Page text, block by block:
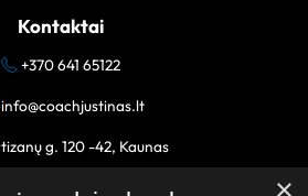
Kontaktai
+370 641 65122
info@coachjustinas.lt
g. 120 -42, Kaunas